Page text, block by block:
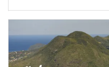
principale